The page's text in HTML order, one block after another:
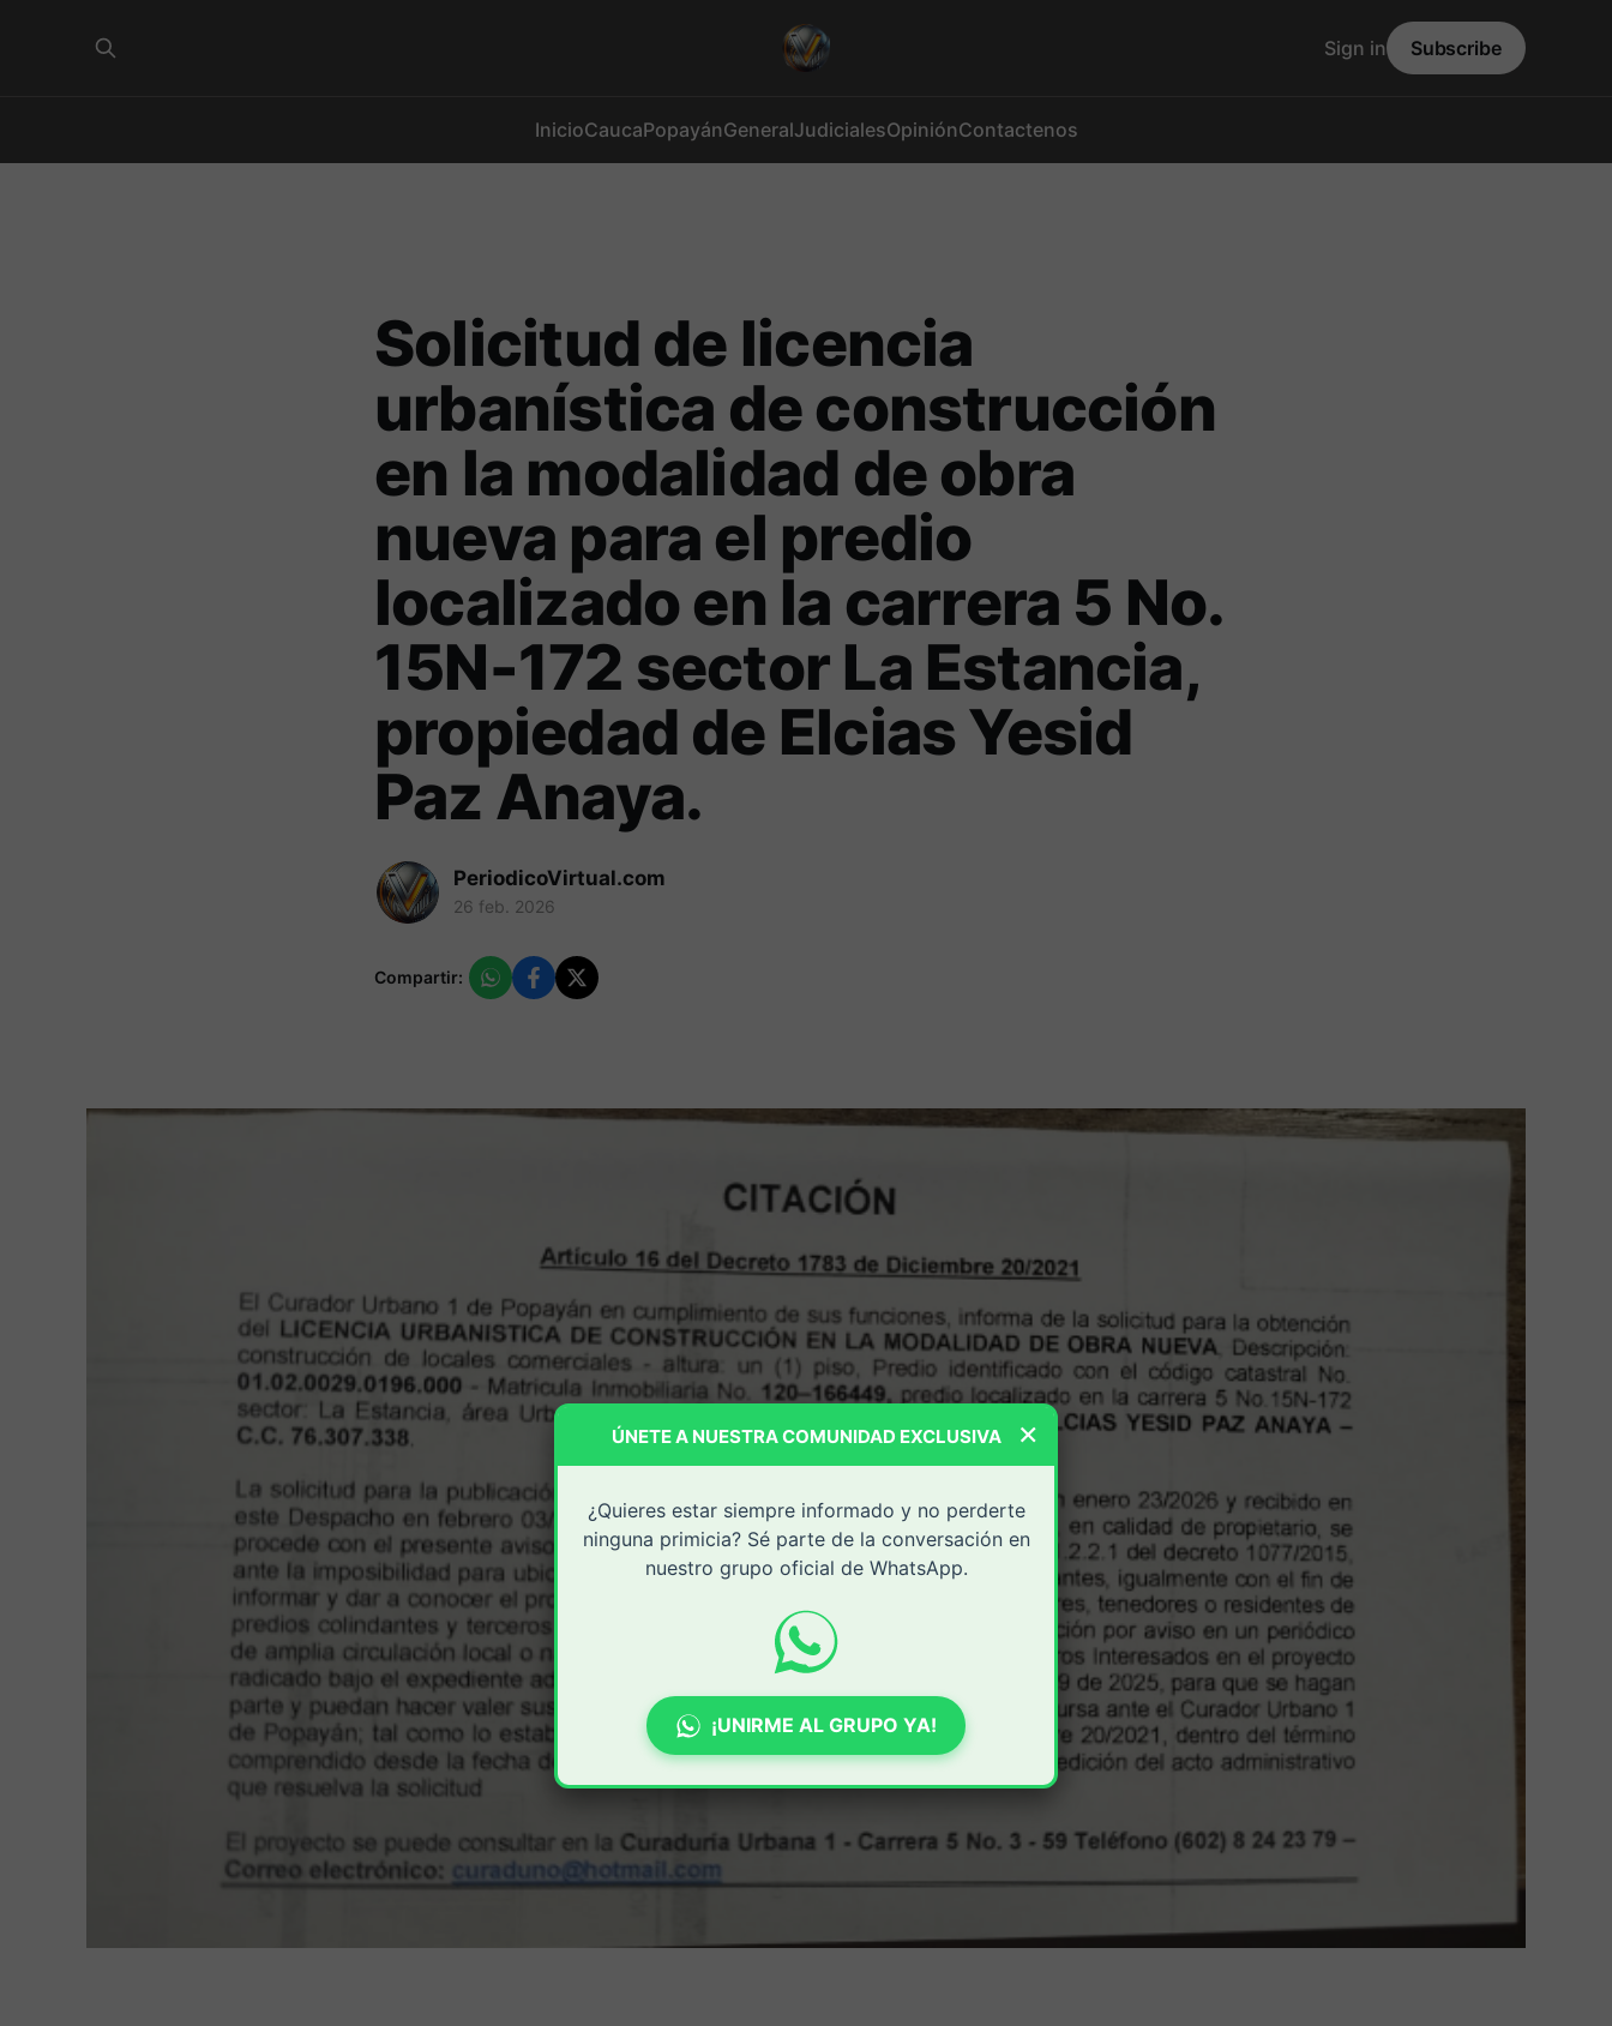
InicioCaucaPopayánGeneralJudicialesOpiniónContactenos
Sign in Subscribe
Solicitud de licencia
urbanística de construcción
en la modalidad de obra
nueva para el predio
localizado en la carrera 5 No.
15N-172 sector La Estancia,
propiedad de Elcias Yesid
Paz Anaya.
PeriodicoVirtual.com
26 feb. 2026
Compartir:
×
ÚNETE A NUESTRA COMUNIDAD EXCLUSIVA
¿Quieres estar siempre informado y no perderte
ninguna primicia? Sé parte de la conversación en
nuestro grupo oficial de WhatsApp.
¡UNIRME AL GRUPO YA!